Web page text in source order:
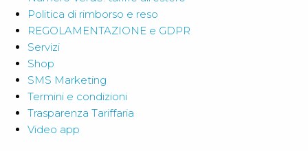
Politica di rimborso e reso
REGOLAMENTAZIONE e GDPR
Servizi
Shop
SMS Marketing
Termini e condizioni
Trasparenza Tariffaria
Video app